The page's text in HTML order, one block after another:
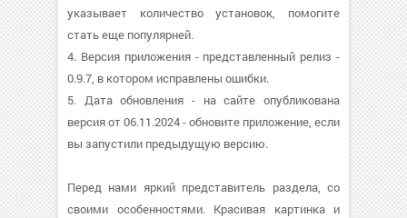
указывает количество установок, помогите
стать еще популярней.
4. Версия приложения - представленный релиз -
0.9.7, в котором исправлены ошибки.
5. Дата обновления - на сайте опубликована
версия от 06.11.2024 - обновите приложение, если
вы запустили предыдущую версию.
Перед нами яркий представитель раздела, со
своими особенностями. Красивая картинка и